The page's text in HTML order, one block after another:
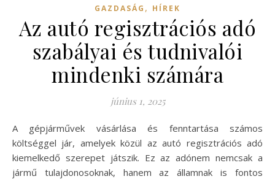
GAZDASÁG , HÍREK
Az autó regisztrációs adó
szabályai és tudnivalói
mindenki számára
június 1, 2025
A gépjárművek vásárlása és fenntartása számos
költséggel jár, amelyek közül az autó regisztrációs adó
kiemelkedő szerepet játszik. Ez az adónem nemcsak a
jármű tulajdonosoknak, hanem az államnak is fontos